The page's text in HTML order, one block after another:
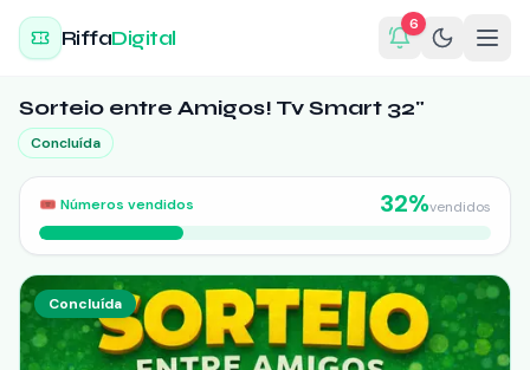
RiffaDigital
6
Sorteio entre Amigos! Tv Smart 32"
Concluída
🎟️ Números vendidos 32%vendidos
Concluída